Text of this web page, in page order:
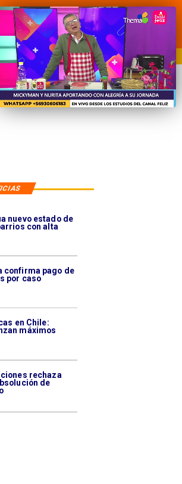
NACIONAL REGIONAL
nuevo estado de
con alta
confirma pago de
por caso
en Chile:
máximos
rechaza
de